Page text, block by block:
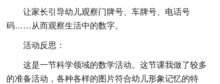
让家长引导幼儿观察门牌号、车牌号、电话号
码……从而观察生活中的数字。
活动反思：
这是一节科学领域的数学活动。这节课我做了较多
的准备活动，各种各样的图片符合幼儿形象记忆的特